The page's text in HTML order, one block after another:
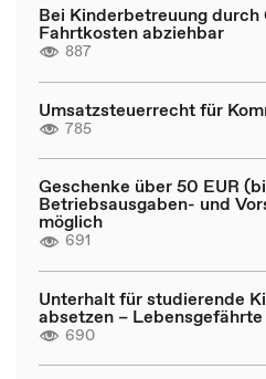
Bei Kinderbetreuung durch
Fahrtkosten abziehbar
887
Umsatzsteuerrecht für
785
Geschenke über 50 EUR
Betriebsausgaben- und
möglich
691
Unterhalt für studierende
absetzen –
690